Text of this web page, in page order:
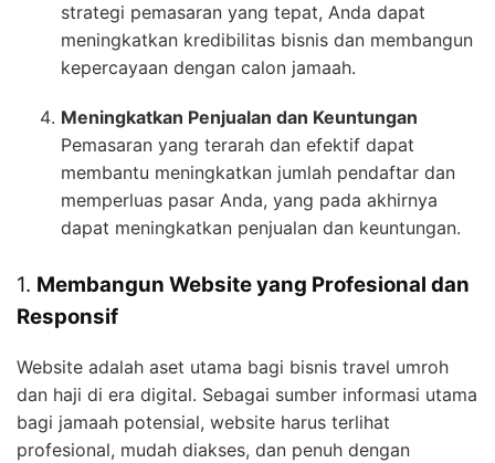
strategi pemasaran yang tepat, Anda dapat
meningkatkan kredibilitas bisnis dan membangun
kepercayaan dengan calon jamaah.
Meningkatkan Penjualan dan Keuntungan
Pemasaran yang terarah dan efektif dapat
membantu meningkatkan jumlah pendaftar dan
memperluas pasar Anda, yang pada akhirnya
dapat meningkatkan penjualan dan keuntungan.
1. Membangun Website yang Profesional dan
Responsif
Website adalah aset utama bagi bisnis travel umroh
dan haji di era digital. Sebagai sumber informasi utama
bagi jamaah potensial, website harus terlihat
profesional, mudah diakses, dan penuh dengan